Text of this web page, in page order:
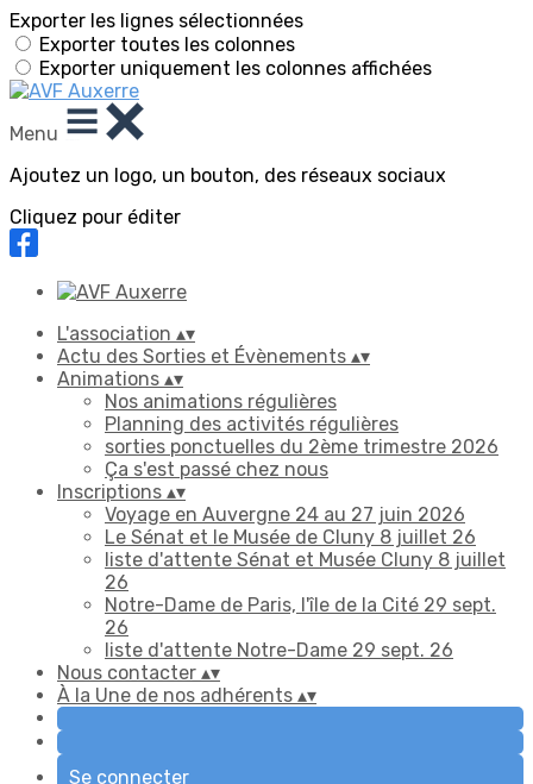
Exporter les lignes sélectionnées
Exporter toutes les colonnes
Exporter uniquement les colonnes affichées
Menu
Ajoutez un logo, un bouton, des réseaux sociaux
Cliquez pour éditer
L'association ▴▾
Actu des Sorties et Évènements ▴▾
Animations ▴▾
Nos animations régulières
Planning des activités régulières
sorties ponctuelles du 2ème trimestre 2026
Ça s'est passé chez nous
Inscriptions ▴▾
Voyage en Auvergne 24 au 27 juin 2026
Le Sénat et le Musée de Cluny 8 juillet 26
liste d'attente Sénat et Musée Cluny 8 juillet
26
Notre-Dame de Paris, l'île de la Cité 29 sept.
26
liste d'attente Notre-Dame 29 sept. 26
Nous contacter ▴▾
À la Une de nos adhérents ▴▾
Se connecter